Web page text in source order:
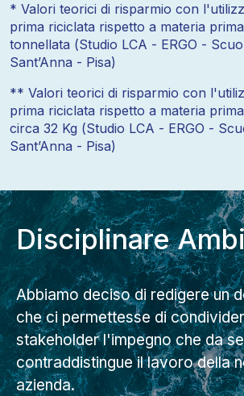
* Valori teorici di risparmio con
prima riciclata rispetto a materia
tonnellata (Studio LCA - ERGO -
Sant’Anna - Pisa)
** Valori teorici di risparmio con
prima riciclata rispetto a materia
circa 32 Kg (Studio LCA - ERGO -
Sant’Anna - Pisa)
Disciplinare
Abbiamo deciso di redigere un
che ci permettesse di
stakeholder l'impegno che da
contraddistingue il lavoro della
azienda.